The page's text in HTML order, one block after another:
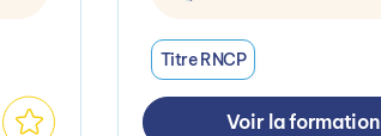
Titre RNCP
Voir la formation